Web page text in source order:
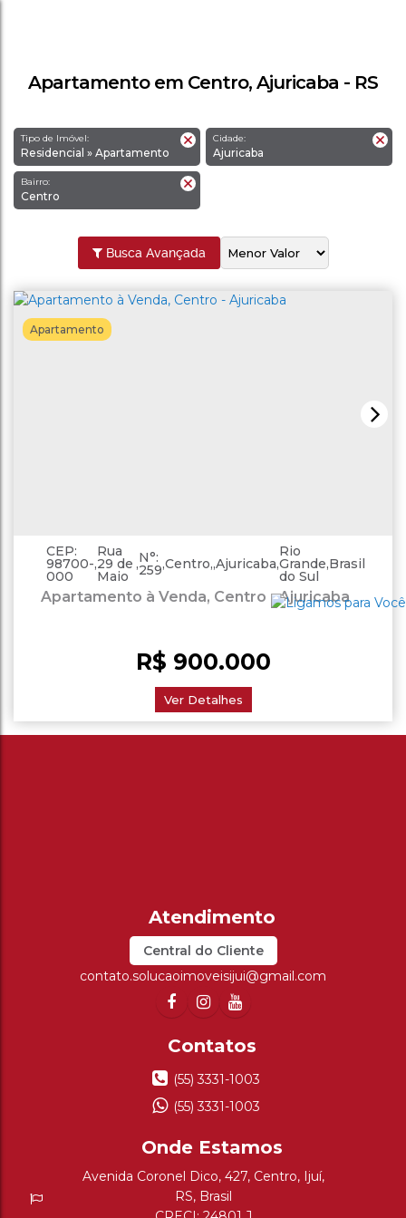
Apartamento em Centro, Ajuricaba - RS
Tipo de Imóvel:
Residencial » Apartamento
Cidade:
Ajuricaba
Bairro:
Centro
Busca Avançada
Apartamento
Apartamento à Venda, Centro - Ajuricaba
R$ 900.000
CEP:
98700-
000
,
Rua
29 de
Maio
,N°:
259,Centro ,Ajuricaba,
Rio
Grande
do Sul
,Brasil
Ver Detalhes
Central do Cliente
contato.solucaoimoveisijui@gmail.com
(55) 3331-1003
(55) 3331-1003
Avenida Coronel Dico, 427, Centro, Ijuí,
RS, Brasil